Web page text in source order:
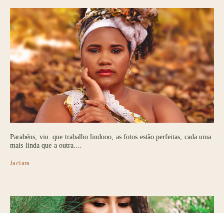
Parabéns, viu. que trabalho lindooo, as fotos estão perfeitas, cada uma
mais linda que a outra....
Jaciara